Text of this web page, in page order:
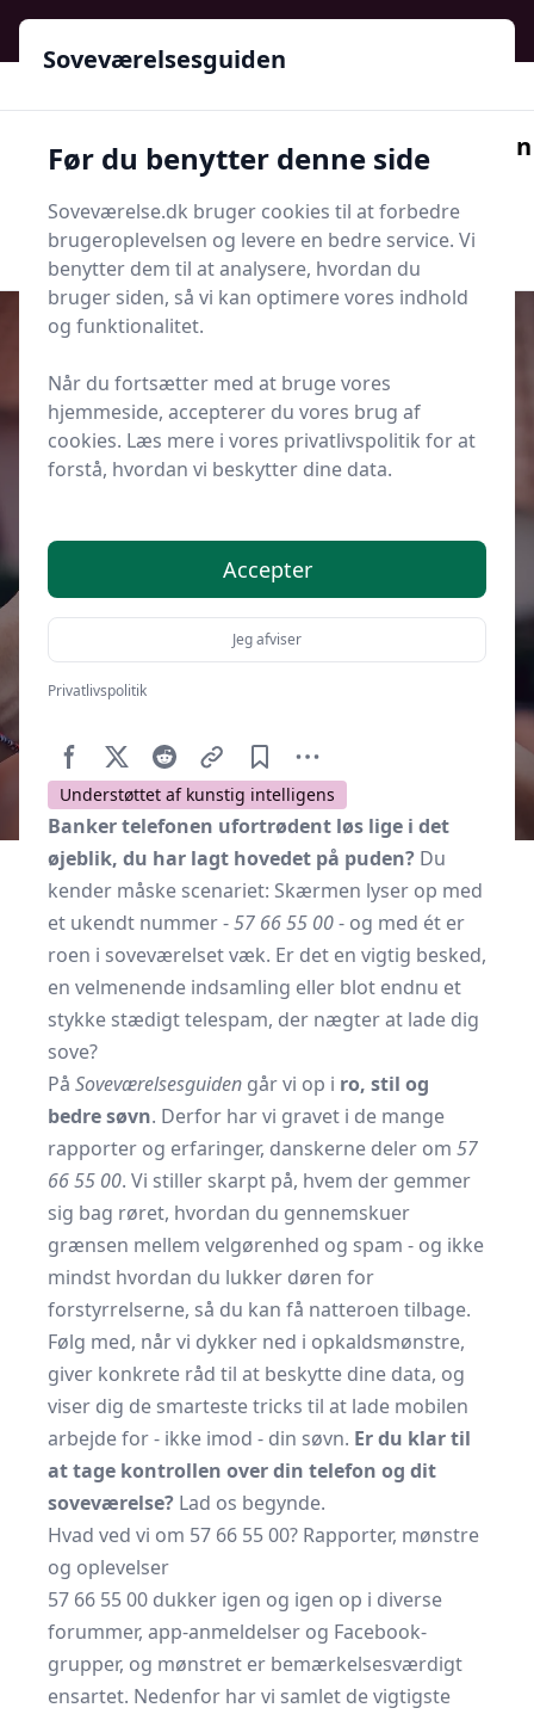
Soveværelsesguiden
Søg nu
Søg nu
Udgivet i Artikler
Telefonnummer 57 66 55 00 – Er
det spam?
Understøttet af kunstig intelligens
Banker telefonen ufortrødent løs lige i det
øjeblik, du har lagt hovedet på puden? Du
kender måske scenariet: Skærmen lyser op med
et ukendt nummer -57 66 55 00- og med ét er
roen i soveværelset væk. Er det en vigtig besked,
en velmenende indsamling eller blot endnu et
stykke stædigt telespam, der nægter at lade dig
sove?
På Soveværelsesguiden går vi op i ro, stil og
bedre søvn. Derfor har vi gravet i de mange
rapporter og erfaringer, danskerne deler om 57
66 55 00. Vi stiller skarpt på, hvem der gemmer
sig bag røret, hvordan du gennemskuer
grænsen mellem velgørenhed og spam - og ikke
mindst hvordan du lukker døren for
forstyrrelserne, så du kan få natteroen tilbage.
Følg med, når vi dykker ned i opkaldsmønstre,
giver konkrete råd til at beskytte dine data, og
viser dig de smarteste tricks til at lade mobilen
arbejde for - ikke imod - din søvn. Er du klar til
at tage kontrollen over din telefon og dit
soveværelse? Lad os begynde.
Hvad ved vi om 57 66 55 00? Rapporter, mønstre
og oplevelser
57 66 55 00 dukker igen og igen op i diverse
forummer, app-anmeldelser og Facebook-
grupper, og mønstret er bemærkelsesværdigt
ensartet. Nedenfor har vi samlet de vigtigste
Soveværelsesguiden
Før du benytter denne side
Soveværelse.dk bruger cookies til at forbedre
brugeroplevelsen og levere en bedre service. Vi
benytter dem til at analysere, hvordan du
bruger siden, så vi kan optimere vores indhold
og funktionalitet.
Når du fortsætter med at bruge vores
hjemmeside, accepterer du vores brug af
cookies. Læs mere i vores privatlivspolitik for at
forstå, hvordan vi beskytter dine data.
Accepter
Jeg afviser
Privatlivspolitik